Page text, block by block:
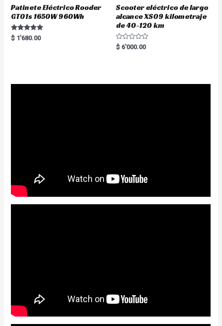
Patinete Eléctrico Rooder
GT01s 1650W 960Wh
Rated
5.00
$ 1'680.00
Scooter eléctrico de largo
alcance XS09 kilometraje
de 40-120 km
R
a
$ 6'000.00